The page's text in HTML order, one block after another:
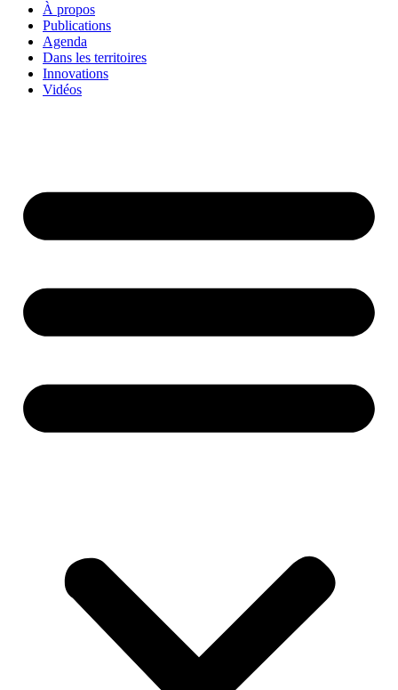
À propos
Publications
Agenda
Dans les territoires
Innovations
Vidéos